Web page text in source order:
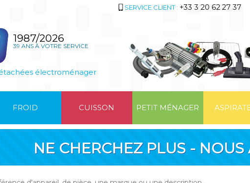
SERVICE CLIENT : +33 3 20 62 27 37
1987/2026
39 ANS À VOTRE SERVICE
électroménager
FROID CUISSON PETIT MÉNAGER
NE CHERCHEZ PLUS -